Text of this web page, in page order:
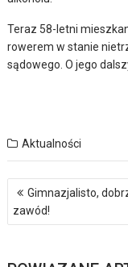
Teraz 58-letni
rowerem w stanie
sądowego. O jego
Aktualności
Nawigacja
wpisu
Gimnazjalisto,
zawód!